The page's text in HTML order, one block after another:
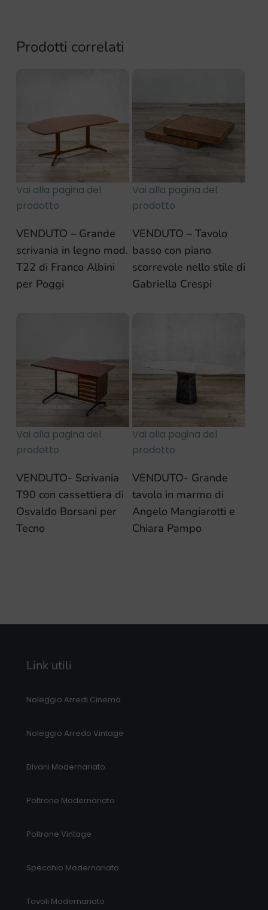
Prodotti correlati
Vai alla pagina del
prodotto
VENDUTO – Grande
scrivania in legno mod.
T22 di Franco Albini
per Poggi
Vai alla pagina del
prodotto
VENDUTO – Tavolo
basso con piano
scorrevole nello stile di
Gabriella Crespi
Vai alla pagina del
prodotto
VENDUTO- Scrivania
T90 con cassettiera di
Osvaldo Borsani per
Tecno
Vai alla pagina del
prodotto
VENDUTO- Grande
tavolo in marmo di
Angelo Mangiarotti e
Chiara Pampo
Link utili
Noleggio Arredi Cinema
Noleggio Arredo Vintage
Divani Modernariato
Poltrone Modernariato
Poltrone Vintage
Specchio Modernariato
Tavoli Modernariato